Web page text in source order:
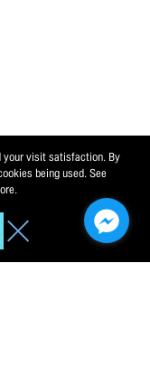
your visit satisfaction. By
being used. See